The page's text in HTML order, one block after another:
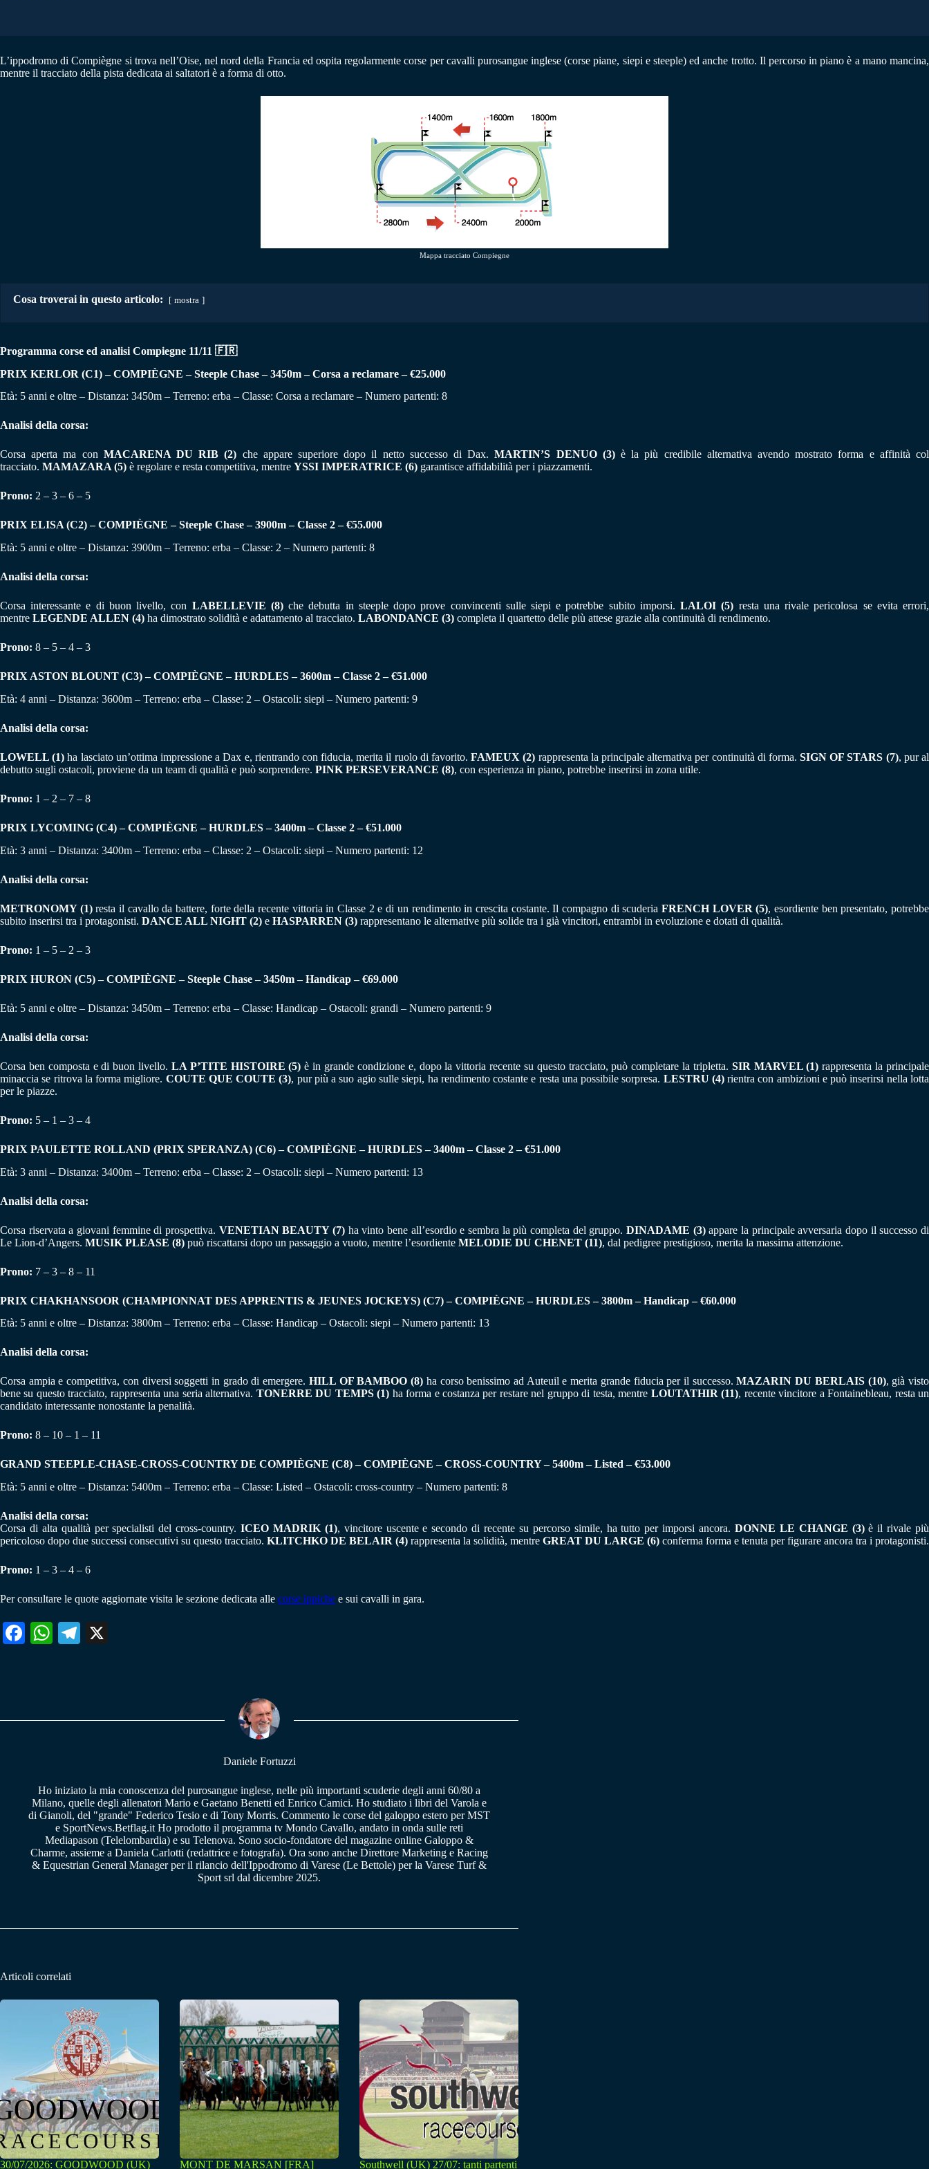
L’ippodromo di Compiègne si trova nell’Oise, nel nord della Francia ed ospita regolarmente corse per cavalli purosangue inglese (corse piane, siepi e steeple) ed anche trotto. Il percorso in piano è a mano mancina,
mentre il tracciato della pista dedicata ai saltatori è a forma di otto.
Mappa tracciato Compiegne
Cosa troverai in questo articolo: mostra
Programma corse ed analisi Compiegne 11/11 🇫🇷
PRIX KERLOR (C1) – COMPIÈGNE – Steeple Chase – 3450m – Corsa a reclamare – €25.000
Età: 5 anni e oltre – Distanza: 3450m – Terreno: erba – Classe: Corsa a reclamare – Numero partenti: 8
Analisi della corsa:
Corsa aperta ma con MACARENA DU RIB (2) che appare superiore dopo il netto successo di Dax.MARTIN’S DENUO (3)è la più credibile alternativa avendo mostrato forma e affinità col
tracciato. MAMAZARA (5) è regolare e resta competitiva, mentre YSSI IMPERATRICE (6) garantisce affidabilità per i piazzamenti.
Prono: 2 – 3 – 6 – 5
PRIX ELISA (C2) – COMPIÈGNE – Steeple Chase – 3900m – Classe 2 – €55.000
Età: 5 anni e oltre – Distanza: 3900m – Terreno: erba – Classe: 2 – Numero partenti: 8
Analisi della corsa:
Corsa interessante e di buon livello, con LABELLEVIE (8)che debutta in steeple dopo prove convincenti sulle siepi e potrebbe subito imporsi.LALOI (5) resta una rivale pericolosa se evita errori,
mentre LEGENDE ALLEN (4) ha dimostrato solidità e adattamento al tracciato. LABONDANCE (3) completa il quartetto delle più attese grazie alla continuità di rendimento.
Prono: 8 – 5 – 4 – 3
PRIX ASTON BLOUNT (C3) – COMPIÈGNE – HURDLES – 3600m – Classe 2 – €51.000
Età: 4 anni – Distanza: 3600m – Terreno: erba – Classe: 2 – Ostacoli: siepi – Numero partenti: 9
Analisi della corsa:
LOWELL (1) ha lasciato un’ottima impressione a Dax e, rientrando con fiducia, merita il ruolo di favorito.FAMEUX (2) rappresenta la principale alternativa per continuità di forma.SIGN OF STARS (7), pur al
debutto sugli ostacoli, proviene da un team di qualità e può sorprendere. PINK PERSEVERANCE (8), con esperienza in piano, potrebbe inserirsi in zona utile.
Prono: 1 – 2 – 7 – 8
PRIX LYCOMING (C4) – COMPIÈGNE – HURDLES – 3400m – Classe 2 – €51.000
Età: 3 anni – Distanza: 3400m – Terreno: erba – Classe: 2 – Ostacoli: siepi – Numero partenti: 12
Analisi della corsa:
METRONOMY (1)resta il cavallo da battere, forte della recente vittoria in Classe 2 e di un rendimento in crescita costante. Il compagno di scuderia FRENCH LOVER (5), esordiente ben presentato, potrebbe
subito inserirsi tra i protagonisti. DANCE ALL NIGHT (2) e HASPARREN (3) rappresentano le alternative più solide tra i già vincitori, entrambi in evoluzione e dotati di qualità.
Prono: 1 – 5 – 2 – 3
PRIX HURON (C5) – COMPIÈGNE – Steeple Chase – 3450m – Handicap – €69.000
Età: 5 anni e oltre – Distanza: 3450m – Terreno: erba – Classe: Handicap – Ostacoli: grandi – Numero partenti: 9
Analisi della corsa:
Corsa ben composta e di buon livello. LA P’TITE HISTOIRE (5) è in grande condizione e, dopo la vittoria recente su questo tracciato, può completare la tripletta. SIR MARVEL (1) rappresenta la principale
minaccia se ritrova la forma migliore. COUTE QUE COUTE (3), pur più a suo agio sulle siepi, ha rendimento costante e resta una possibile sorpresa. LESTRU (4)rientra con ambizioni e può inserirsi nella lotta
per le piazze.
Prono: 5 – 1 – 3 – 4
PRIX PAULETTE ROLLAND (PRIX SPERANZA) (C6) – COMPIÈGNE – HURDLES – 3400m – Classe 2 – €51.000
Età: 3 anni – Distanza: 3400m – Terreno: erba – Classe: 2 – Ostacoli: siepi – Numero partenti: 13
Analisi della corsa:
Corsa riservata a giovani femmine di prospettiva. VENETIAN BEAUTY (7) ha vinto bene all’esordio e sembra la più completa del gruppo.DINADAME (3)appare la principale avversaria dopo il successo di
Le Lion-d’Angers. MUSIK PLEASE (8) può riscattarsi dopo un passaggio a vuoto, mentre l’esordiente MELODIE DU CHENET (11), dal pedigree prestigioso, merita la massima attenzione.
Prono: 7 – 3 – 8 – 11
PRIX CHAKHANSOOR (CHAMPIONNAT DES APPRENTIS & JEUNES JOCKEYS) (C7) – COMPIÈGNE – HURDLES – 3800m – Handicap – €60.000
Età: 5 anni e oltre – Distanza: 3800m – Terreno: erba – Classe: Handicap – Ostacoli: siepi – Numero partenti: 13
Analisi della corsa:
Corsa ampia e competitiva, con diversi soggetti in grado di emergere. HILL OF BAMBOO (8) ha corso benissimo ad Auteuil e merita grande fiducia per il successo.MAZARIN DU BERLAIS (10), già visto
bene su questo tracciato, rappresenta una seria alternativa. TONERRE DU TEMPS (1) ha forma e costanza per restare nel gruppo di testa, mentre LOUTATHIR (11), recente vincitore a Fontainebleau, resta un
candidato interessante nonostante la penalità.
Prono: 8 – 10 – 1 – 11
GRAND STEEPLE-CHASE-CROSS-COUNTRY DE COMPIÈGNE (C8) – COMPIÈGNE – CROSS-COUNTRY – 5400m – Listed – €53.000
Età: 5 anni e oltre – Distanza: 5400m – Terreno: erba – Classe: Listed – Ostacoli: cross-country – Numero partenti: 8
Analisi della corsa:
Corsa di alta qualità per specialisti del cross-country. ICEO MADRIK (1), vincitore uscente e secondo di recente su percorso simile, ha tutto per imporsi ancora. DONNE LE CHANGE (3)è il rivale più
pericoloso dopo due successi consecutivi su questo tracciato. KLITCHKO DE BELAIR (4) rappresenta la solidità, mentre GREAT DU LARGE (6) conferma forma e tenuta per figurare ancora tra i protagonisti.
Prono: 1 – 3 – 4 – 6
Per consultare le quote aggiornate visita le sezione dedicata alle corse ippiche e sui cavalli in gara.
Fa W
pp
Te
m
Daniele Fortuzzi
Ho iniziato la mia conoscenza del purosangue inglese, nelle più importanti scuderie degli anni 60/80 a
Milano, quelle degli allenatori Mario e Gaetano Benetti ed Enrico Camici. Ho studiato i libri del Varola e
di Gianoli, del "grande" Federico Tesio e di Tony Morris. Commento le corse del galoppo estero per MST
e SportNews.Betflag.it Ho prodotto il programma tv Mondo Cavallo, andato in onda sulle reti
Mediapason (Telelombardia) e su Telenova. Sono socio-fondatore del magazine online Galoppo &
Charme, assieme a Daniela Carlotti (redattrice e fotografa). Ora sono anche Direttore Marketing e Racing
& Equestrian General Manager per il rilancio dell'Ippodromo di Varese (Le Bettole) per la Varese Turf &
Sport srl dal dicembre 2025.
Articoli correlati
30/07/2026: GOODWOOD (UK) MONT DE MARSAN [FRA] Southwell (UK) 27/07: tanti partenti